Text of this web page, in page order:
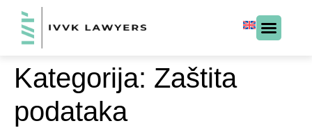
Kategorija: Zaštita
podataka